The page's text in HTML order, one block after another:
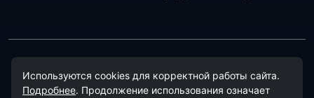
в соответствии сполитикой обработки персональных
данных.
Используются cookies для корректной работы сайта.
Подробнее. Продолжение использования означает